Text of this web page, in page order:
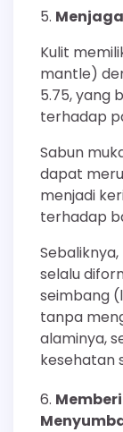
Kulit
mantle)
5.75, yang
terhadap
Sabun
dapat
menjadi
terhadap
selalu
seimbang
tanpa
alaminya,
kesehatan